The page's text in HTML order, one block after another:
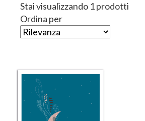
Stai visualizzando 1 prodotti
Ordina per